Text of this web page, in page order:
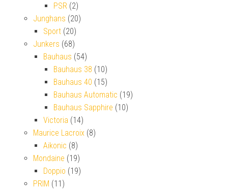
PSR (2)
Junghans (20)
Sport (20)
Junkers (68)
Bauhaus (54)
Bauhaus 38 (10)
Bauhaus 40 (15)
Bauhaus Automatic (19)
Bauhaus Sapphire (10)
Victoria (14)
Maurice Lacroix (8)
Aikonic (8)
Mondaine (19)
Doppio (19)
PRIM (11)